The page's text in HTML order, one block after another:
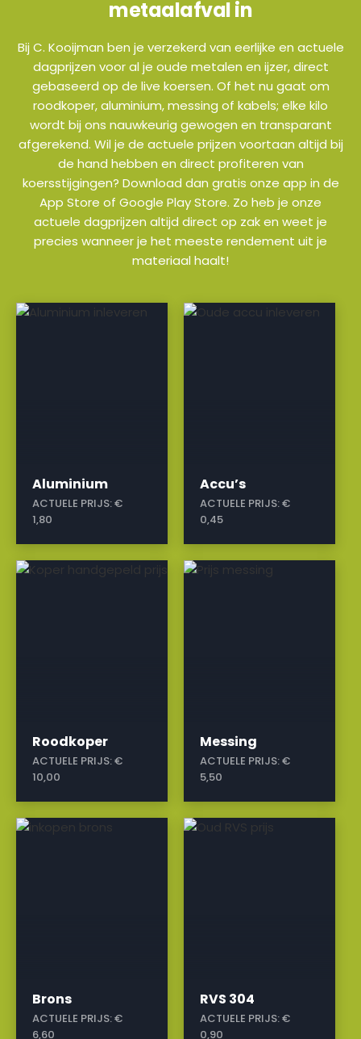
metaalafval in
Bij C. Kooijman ben je verzekerd van eerlijke en actuele
dagprijzen voor al je oude metalen en ijzer, direct
gebaseerd op de live koersen. Of het nu gaat om
roodkoper, aluminium, messing of kabels; elke kilo
wordt bij ons nauwkeurig gewogen en transparant
afgerekend. Wil je de actuele prijzen voortaan altijd bij
de hand hebben en direct profiteren van
koersstijgingen? Download dan gratis onze app in de
App Store of Google Play Store. Zo heb je onze
actuele dagprijzen altijd direct op zak en weet je
precies wanneer je het meeste rendement uit je
materiaal haalt!
Aluminium
ACTUELE PRIJS:€
1,80
a
Accu’s
ACTUELE PRIJS:€
0,45
a
Roodkoper
ACTUELE PRIJS:€
10,00
a
Messing
ACTUELE PRIJS:€
5,50
a
Brons
ACTUELE PRIJS:€
6,60
a
RVS 304
ACTUELE PRIJS:€
0,90
a